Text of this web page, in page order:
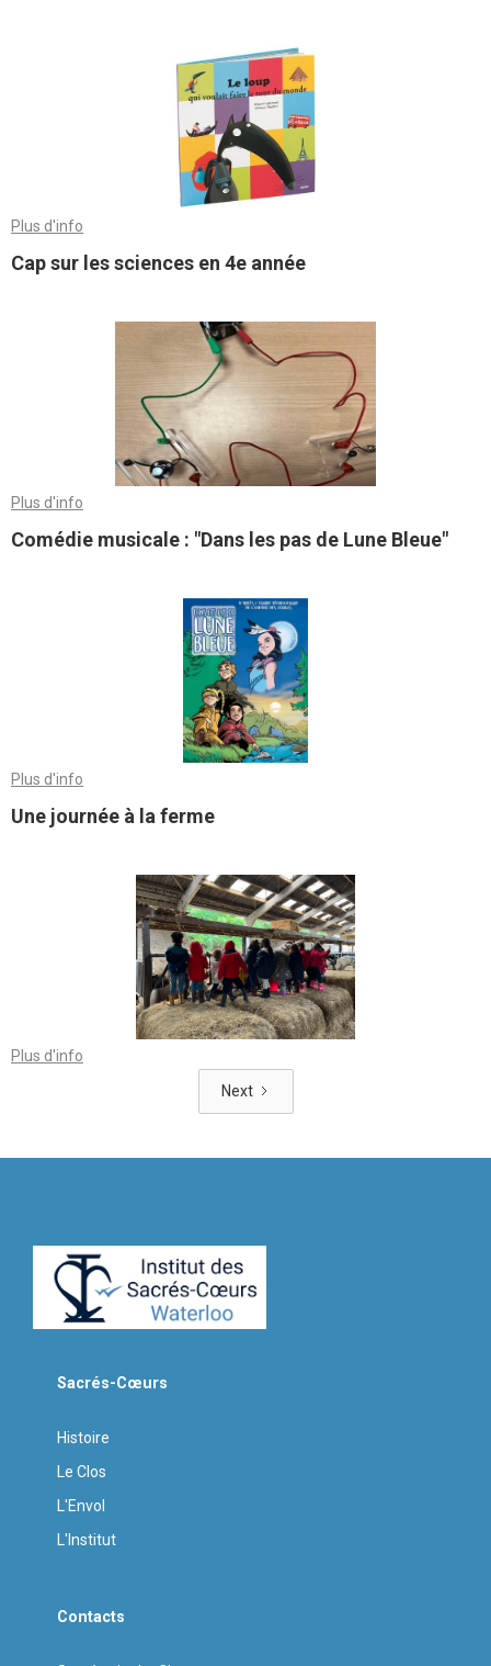
Plus d'info
Cap sur les sciences en 4e année
Plus d'info
Comédie musicale : "Dans les pas de Lune Bleue"
Plus d'info
Une journée à la ferme
Plus d'info
Next
Sacrés-Cœurs
Histoire
Le Clos
L'Envol
L'Institut
Contacts